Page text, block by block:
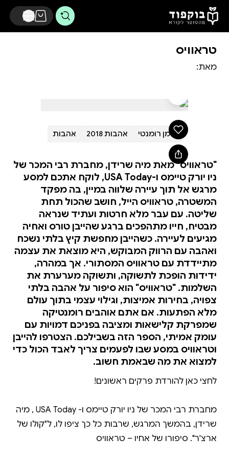
דלג לתוכן הראשי
טראוויס
מאת:
רומן רומנטי אהבות 2018 אהבות
"טראוויס" מאת מיה שרידן, מחברת רבי המכר של
ניו יורק טיימס ו-USA Today, לוקח אתכם למסע
מרגש אל תוך עיירה שלווה במיין, בה מפקד
המשטרה, טראוויס הייל, חושב שהכול תחת
שליטה. עם עבר מלא חרטות ועתיד שנראה
מבטיח, חייו מתהפכים ברגע שהייבן טורס ואחיה
מגיעים לעיירה. כשהייבן מחפשת קיץ בלתי נשכח
ואהבה עם הרווק המבוקש, היא מוצאת את עצמה
מתיידדת עם טראוויס המסתורי. אך במהרה,
ידידות הופכת לתשוקה, ותשוקה מערערת את
השלמות. "טראוויס" הוא סיפור על אהבה בלתי
צפויה, בחירות אמיצות, וגילוי עצמי בתוך עולם
מלא הפתעות. אם אתם אוהבים רומנטיקה
שמפרקת קלישאות ומציבה בפניכם דמויות עם
עומק אמיתי, הספר הזה בשבילכם. הצטרפו להייבן
וטראוויס במסע שבו לפעמים צריך לאבד הכול כדי
למצוא את מה שבאמת חשוב.
מחברת רבי המכר של ניו יורק טיימס ו- USA Today , מיה
שרידן, בהמשך המרגש, שרבות כל כך ציפו לו, ל"קולו של